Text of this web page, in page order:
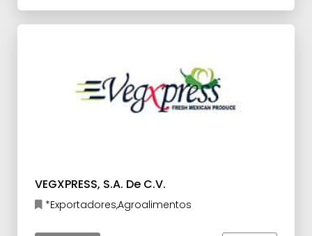
VEGXPRESS, S.A. De C.V.
*Exportadores,Agroalimentos